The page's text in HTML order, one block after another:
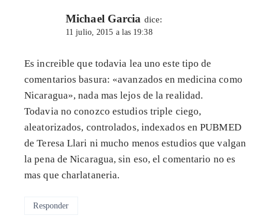
Michael Garcia dice:
11 julio, 2015 a las 19:38
Es increible que todavia lea uno este tipo de
comentarios basura: «avanzados en medicina como
Nicaragua», nada mas lejos de la realidad.
Todavia no conozco estudios triple ciego,
aleatorizados, controlados, indexados en PUBMED
de Teresa Llari ni mucho menos estudios que valgan
la pena de Nicaragua, sin eso, el comentario no es
mas que charlataneria.
Responder